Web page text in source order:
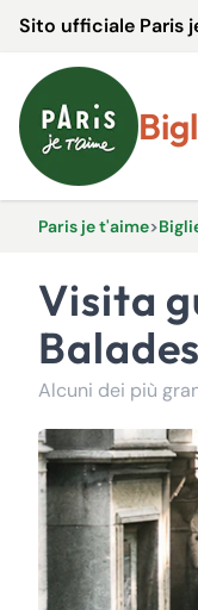
Sito ufficiale Paris
Paris je t'aime>
Visita guidata: passeggiata al cinema nel cimitero di Père Lachaise - Ciné-
Balades